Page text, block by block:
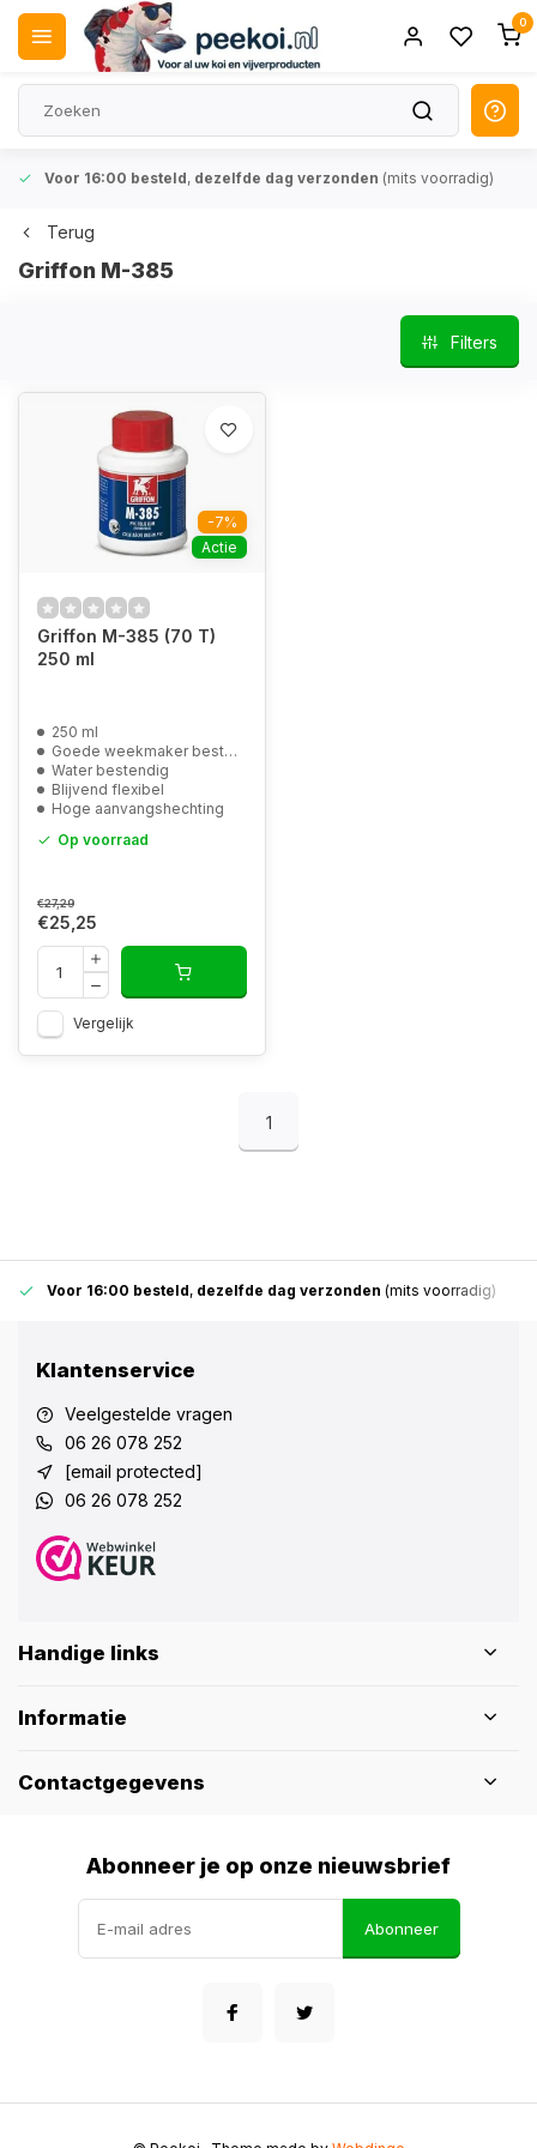
0
Voor 16:00 besteld, dezelfde dag verzonden (mits voorradig)
Terug
Griffon M-385
Filters
-7%
Actie
Griffon M-385 (70 T)
250 ml
250 ml
Goede weekmaker bestendigheid
Water bestendig
Blijvend flexibel
Hoge aanvangshechting
Op voorraad
€27,29
€25,25
Vergelijk
1
Voor 16:00 besteld, dezelfde dag verzonden (mits voorradig)
Klantenservice
Veelgestelde vragen
06 26 078 252
[email protected]
06 26 078 252
Handige links
Informatie
Contactgegevens
Abonneer je op onze nieuwsbrief
Abonneer